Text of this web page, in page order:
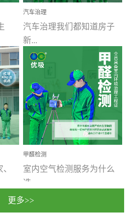
，
、
生
汽车治理
汽车治理我们都知道房子
新...
装修完会有甲醛，其实汽
车的甲醛超标问题更为严
重。汽车的空间范围小，
配件、皮具、装饰多，这
些都是汽...
甲醛检测
室内空气检测服务为什么
选...
更多>>